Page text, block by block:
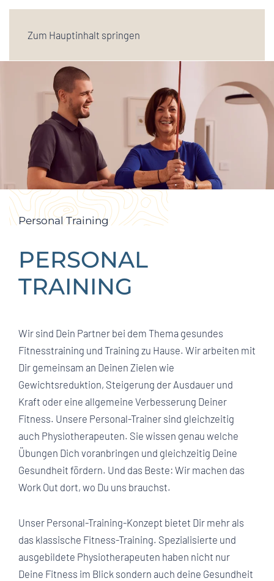
Zum Hauptinhalt springen
Personal Training
PERSONAL
TRAINING
Wir sind Dein Partner bei dem Thema gesundes
Fitnesstraining und Training zu Hause. Wir arbeiten mit
Dir gemeinsam an Deinen Zielen wie
Gewichtsreduktion, Steigerung der Ausdauer und
Kraft oder eine allgemeine Verbesserung Deiner
Fitness. Unsere Personal-Trainer sind gleichzeitig
auch Physiotherapeuten. Sie wissen genau welche
Übungen Dich voranbringen und gleichzeitig Deine
Gesundheit fördern. Und das Beste: Wir machen das
Work Out dort, wo Du uns brauchst.
Unser Personal-Training-Konzept bietet Dir mehr als
das klassische Fitness-Training. Spezialisierte und
ausgebildete Physiotherapeuten haben nicht nur
Deine Fitness im Blick sondern auch deine Gesundheit